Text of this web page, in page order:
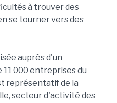
à trouver des
se tourner vers des
auprès d'un
000 entreprises du
représentatif de la
secteur d'activité des